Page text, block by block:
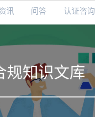
讯 问答 认证咨询
规知识文库